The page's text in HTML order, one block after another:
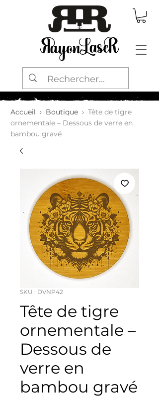
Accueil › Boutique › Tête de tigre
ornementale – Dessous de verre en
bambou gravé
SKU : DVNP42
Tête de tigre
ornementale –
Dessous de
verre en
bambou gravé